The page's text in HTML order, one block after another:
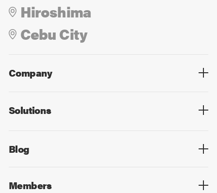
Hiroshima
Cebu City
Company
Solutions
Blog
Members